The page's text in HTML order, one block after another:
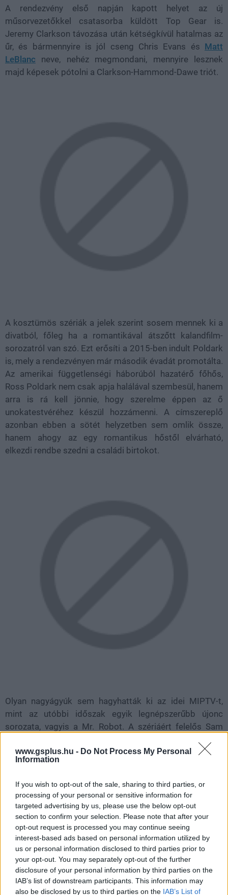
www.gsplus.hu - Do Not Process My Personal
Information
If you wish to opt-out of the sale, sharing to third parties, or
processing of your personal or sensitive information for
targeted advertising by us, please use the below opt-out
section to confirm your selection. Please note that after your
opt-out request is processed you may continue seeing
interest-based ads based on personal information utilized by
us or personal information disclosed to third parties prior to
your opt-out. You may separately opt-out of the further
disclosure of your personal information by third parties on the
IAB’s list of downstream participants. This information may
also be disclosed by us to third parties on the IAB’s List of
A rendezvény első napján kapott helyet az új
műsorvezetőkkel csatasorba küldött Top Gear is.
Jeremy Clarkson távozása után kétségkívül hatalmas az
űr, és bármennyire is jól cseng Chris Evans és Matt
LeBlanc neve, nehéz megmondani, mennyire lesznek
majd képesek pótolni a Clarkson-Hammond-Dawe triót.
A kosztümös szériák a jelek szerint sosem mennek ki a
divatból, főleg ha a romantikával átszőtt kalandfilm-
sorozatról van szó. Ezt erősíti a 2015-ben indult Poldark
is, mely a rendezvényen már második évadát promotálta.
Az amerikai függetlenségi háborúból hazatérő főhős,
Ross Poldark nem csak apja halálával szembesül, hanem
arra is rá kell jönnie, hogy szerelme éppen az ő
unokatestvéréhez készül hozzámenni. A címszereplő
azonban ebben a sötét helyzetben sem omlik össze,
hanem ahogy az egy romantikus hőstől elvárható,
elkezdi rendbe szedni a családi birtokot.
Olyan nagyágyúk sem hagyhatták ki az idei MIPTV-t,
mint az utóbbi időszak egyik legnépszerűbb újonc
sorozata, vagyis a Mr. Robot. A szériáért felelős Sam
produceri feladatokat látott el, ugyanis a showrunner
teljes mértékben átvette a rendezői pozíciót is. Egy ilyen
hatása lesz az egységes rendezésnek.